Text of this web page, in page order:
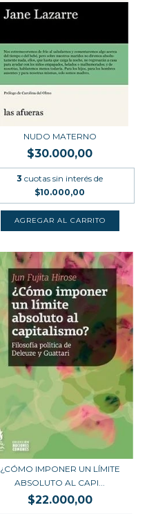
NUDO MATERNO
$30.000,00
3 cuotas sin interés de
$10.000,00
¿CÓMO IMPONER UN LÍMITE
ABSOLUTO AL CAPI...
$22.000,00